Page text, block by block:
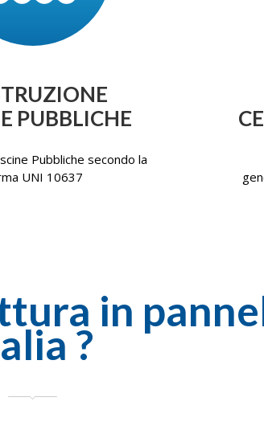
PUBBLICHE
Pubbliche secondo la
UNI 10637
in
?